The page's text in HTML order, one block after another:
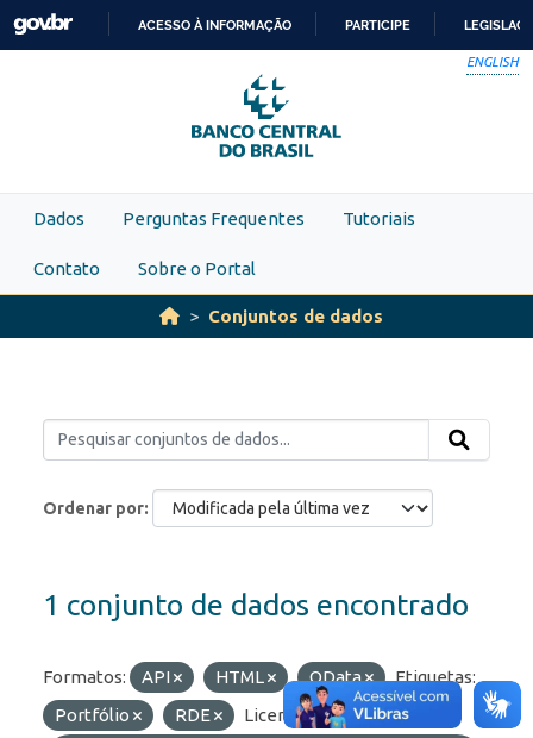
Skip to main content
PARA
O
CONTEÚDO
ACESSO À INFORMAÇÃO PARTICIPE
ENGLISH
Dados Perguntas Frequentes Tutoriais
Contato Sobre o Portal
Conjuntos de dados
Ordenar por
1 conjunto de dados encontrado
Formatos: API HTML OData
Etiquetas:
Portfólio
RDE
Licenças: